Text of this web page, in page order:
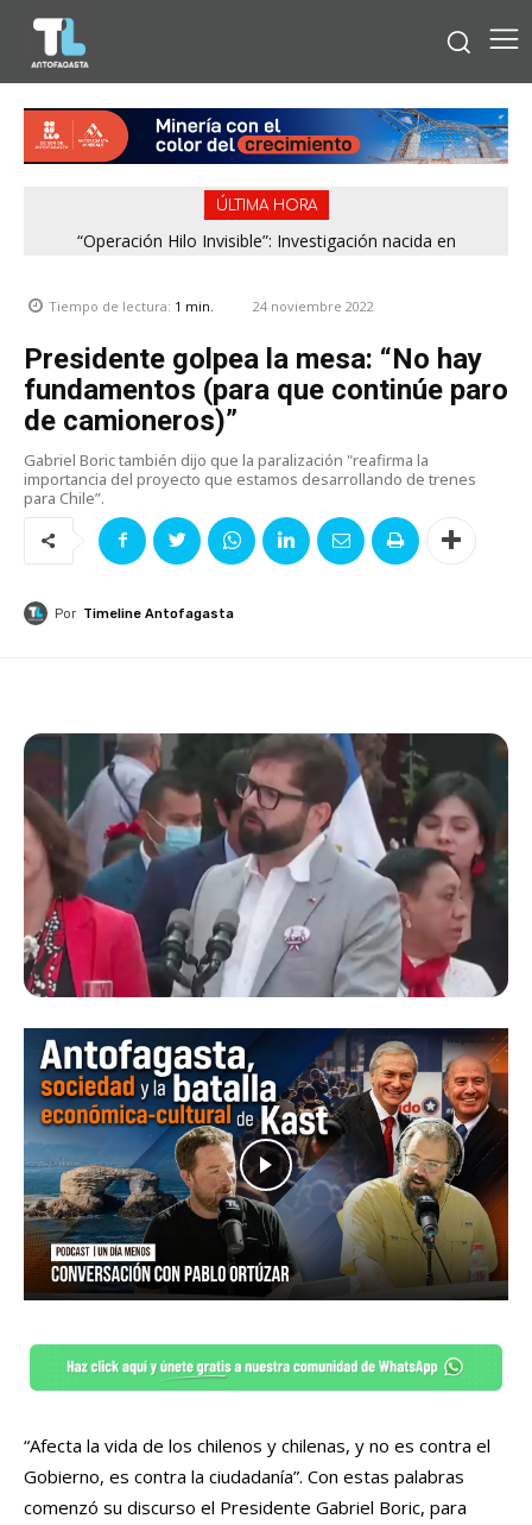
ÚLTIMA HORA
“Operación Hilo Invisible”: Investigación nacida en
Tiempo de lectura: 1 min. 24 noviembre 2022
Presidente golpea la mesa: “No hay
fundamentos (para que continúe paro
de camioneros)”
Gabriel Boric también dijo que la paralización "reafirma la
importancia del proyecto que estamos desarrollando de trenes
para Chile”.
Por Timeline Antofagasta
“Afecta la vida de los chilenos y chilenas, y no es contra el
Gobierno, es contra la ciudadanía”. Con estas palabras
comenzó su discurso el Presidente Gabriel Boric, para